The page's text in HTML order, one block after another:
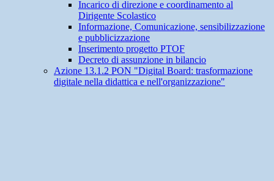
Incarico di direzione e coordinamento al
Dirigente Scolastico
Informazione, Comunicazione, sensibilizzazione
e pubblicizzazione
Inserimento progetto PTOF
Decreto di assunzione in bilancio
Azione 13.1.2 PON "Digital Board: trasformazione
digitale nella didattica e nell'organizzazione"